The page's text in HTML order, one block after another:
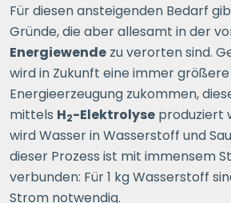
Für diesen ansteigenden Bedarf
Gründe, die aber allesamt in der
Energiewende zu verorten sind.
wird in Zukunft eine immer
Energieerzeugung zukommen,
mittels H2-Elektrolyse produziert
wird Wasser in Wasserstoff und
dieser Prozess ist mit immensem
verbunden: Für 1 kg Wasserstoff
Strom notwendig.